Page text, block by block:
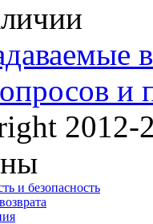
и
2012-
и безопасность